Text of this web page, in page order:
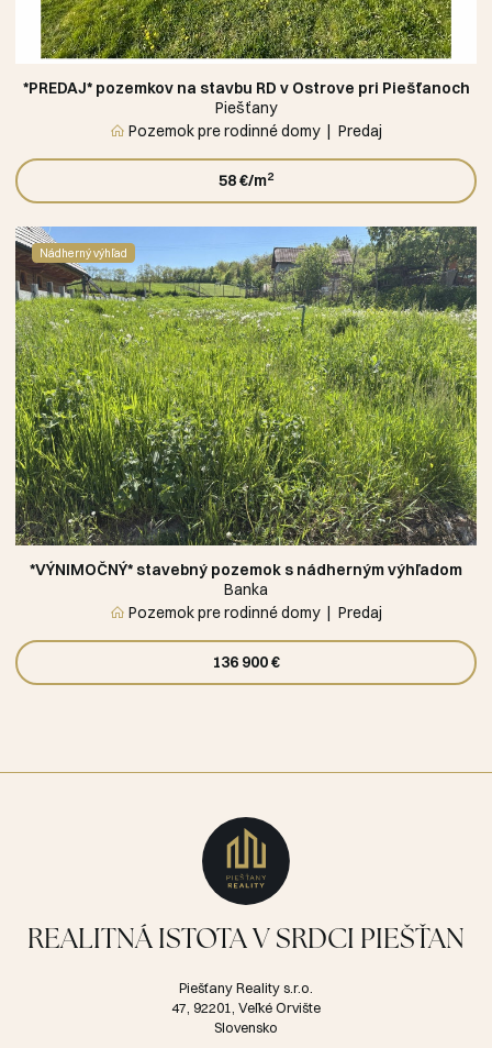
*PREDAJ* pozemkov na stavbu RD v Ostrove pri Piešťanoch
Piešťany
Pozemok pre rodinné domy
Predaj
58 €/m2
Nádherný výhľad
*VÝNIMOČNÝ* stavebný pozemok s nádherným výhľadom
Banka
Pozemok pre rodinné domy
Predaj
136 900 €
REALITNÁ ISTOTA V SRDCI PIEŠŤAN
Piešťany Reality s.r.o.
47, 92201, Veľké Orvište
Slovensko